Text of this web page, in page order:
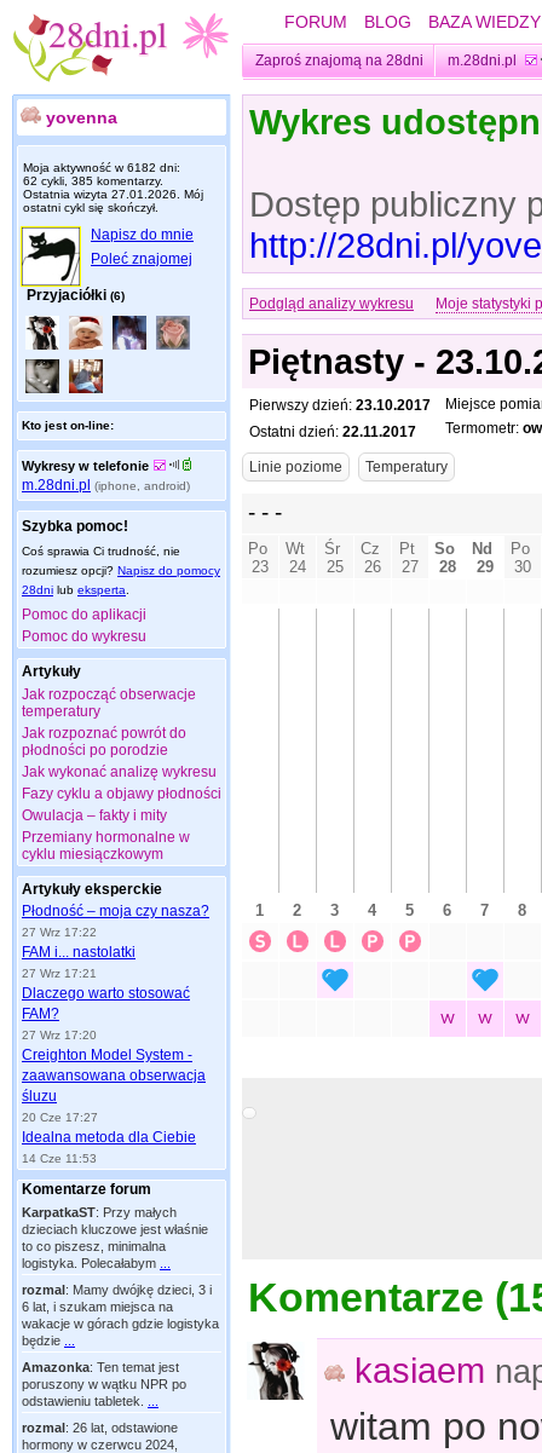
FORUM BLOG BAZA WIEDZY
Zaproś znajomą na 28dni m.28dni.pl
yovenna
Moja aktywność w 6182 dni:
62 cykli, 385 komentarzy.
Ostatnia wizyta 27.01.2026 . Mój
ostatni cykl się skończył.
Napisz do mnie
Poleć znajomej
Przyjaciółki (6)
Kto jest on-line:
Wykresy w telefonie
m.28dni.pl (iphone, android)
Szybka pomoc!
Coś sprawia Ci trudność, nie
rozumiesz opcji? Napisz do pomocy
28dni lub eksperta
Pomoc do aplikacji
Pomoc do wykresu
Artykuły
Jak rozpocząć obserwacje
temperatury
Jak rozpoznać powrót do
płodności po porodzie
Jak wykonać analizę wykresu
Fazy cyklu a objawy płodności
Owulacja – fakty i mity
Przemiany hormonalne w
cyklu miesiączkowym
Artykuły eksperckie
Płodność – moja czy nasza?
27 Wrz 17:22
FAM i... nastolatki
27 Wrz 17:21
Dlaczego warto stosować
FAM?
27 Wrz 17:20
Creighton Model System -
zaawansowana obserwacja
śluzu
20 Cze 17:27
Idealna metoda dla Ciebie
14 Cze 11:53
Komentarze forum
KarpatkaST: Przy małych
dzieciach kluczowe jest właśnie
to co piszesz, minimalna
logistyka. Polecałabym
rozmal: Mamy dwójkę dzieci, 3 i
6 lat, i szukam miejsca na
wakacje w górach gdzie logistyka
będzie
Amazonka: Ten temat jest
poruszony w wątku NPR po
odstawieniu tabletek.
rozmal: 26 lat, odstawione
hormony w czerwcu 2024,
Wykres
Dostęp publiczny
http://28dni.pl/
Podgląd analizy wykresu Moje statystyki
Piętnasty -
Pierwszy dzień: 23.10.2017
Ostatni dzień: 22.11.2017
Miejsce
Termometr:
Komentarze (
kasiaem
witam po